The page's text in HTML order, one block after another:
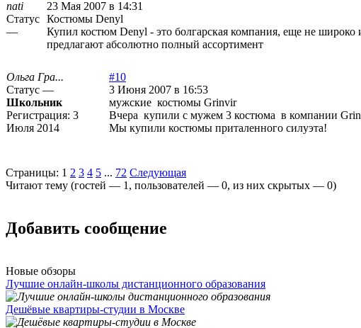
nati
Статус
—
23 Мая 2007 в 14:31
Костюмы Denyl
Купил костюм Denyl - это болгарская компания, еще не
предлагают абсолютно полный ассортимент
Ольга Гра...
Статус —
Школьник
Регистрация: 3
Июля 2014
#10
3 Июня 2007 в 16:53
мужские костюмы Grinvir
Вчера купили с мужем 3 костюма в компании
Мы купили костюмы приталенного силуэта!
Страницы: 1 2 3 4 5 ... 72 Следующая
Читают тему (гостей — 1 , пользователей — 0, из них скрытых — 0)
Добавить сообщение
Новые обзоры
Лучшие онлайн-школы дистанционного образования
Дешёвые квартиры-студии в Москве